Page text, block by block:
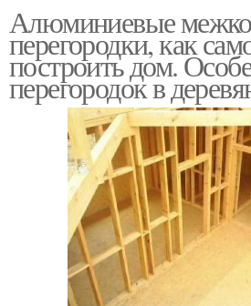
Алюминиевые
перегородки, как
построить дом.
перегородок в